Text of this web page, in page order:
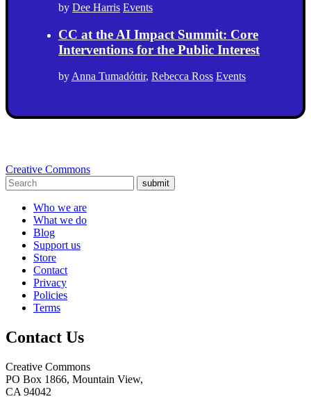
by Dee Harris Events
CC at the AI Impact Summit: Core
Interventions for the Public Interest
by Anna Tumadóttir, Rebecca Ross Events
Creative Commons
submit
Who we are
What we do
Blog
Support us
Store
Contact
Privacy
Policies
Terms
Contact Us
Creative Commons
PO Box 1866, Mountain View,
CA 94042